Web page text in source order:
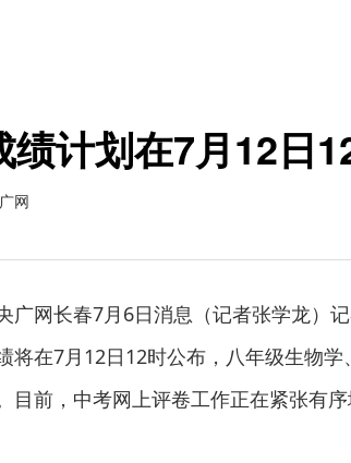
绩计划在7月12日
网
广网长春7月6日消息（记者张学龙）
将在7月12日12时公布，八年级生物
目前，中考网上评卷工作正在紧张有序